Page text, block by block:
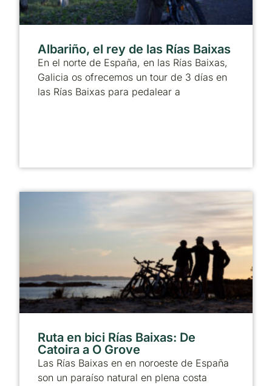
Albariño, el rey de las Rías Baixas
En el norte de España, en las Rías Baixas,
Galicia os ofrecemos un tour de 3 días en
las Rías Baixas para pedalear a
Ruta en bici Rías Baixas: De
Catoira a O Grove
Las Rías Baixas en en noroeste de España
son un paraíso natural en plena costa